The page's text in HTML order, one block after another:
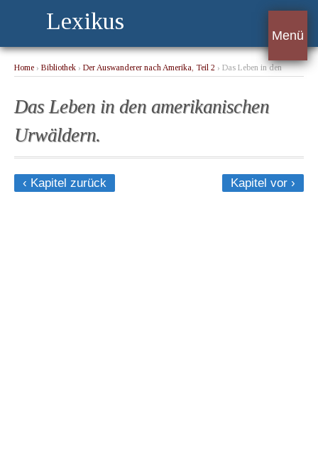
Lexikus
Menü
Home › Bibliothek › Der Auswanderer nach Amerika, Teil 2 › Das Leben in den
Das Leben in den amerikanischen
Urwäldern.
‹ Kapitel zurück Kapitel vor ›